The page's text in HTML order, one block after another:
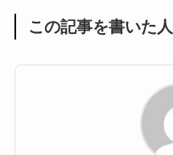
この記事を書いた人